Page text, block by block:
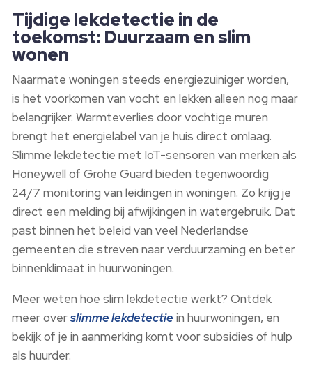
Tijdige lekdetectie in de
toekomst: Duurzaam en slim
wonen
Naarmate woningen steeds energiezuiniger worden,
is het voorkomen van vocht en lekken alleen nog maar
belangrijker. Warmteverlies door vochtige muren
brengt het energielabel van je huis direct omlaag.
Slimme lekdetectie met IoT-sensoren van merken als
Honeywell of Grohe Guard bieden tegenwoordig
24/7 monitoring van leidingen in woningen. Zo krijg je
direct een melding bij afwijkingen in watergebruik. Dat
past binnen het beleid van veel Nederlandse
gemeenten die streven naar verduurzaming en beter
binnenklimaat in huurwoningen.
Meer weten hoe slim lekdetectie werkt? Ontdek
meer overslimme lekdetectie in huurwoningen, en
bekijk of je in aanmerking komt voor subsidies of hulp
als huurder.